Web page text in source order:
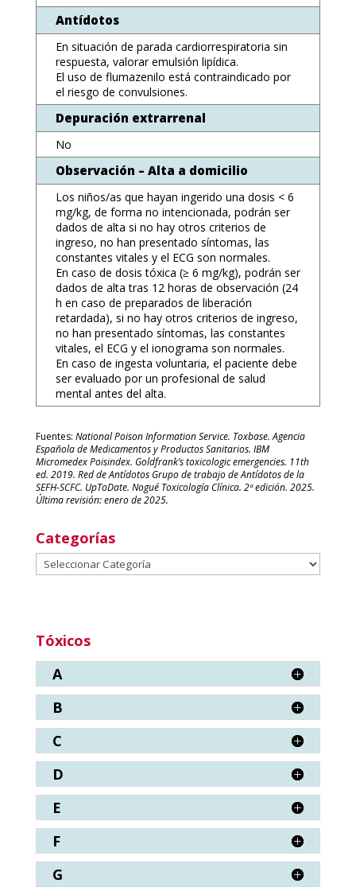
Antídotos
En situación de parada cardiorrespiratoria sin
respuesta, valorar emulsión lipídica.
El uso de flumazenilo está contraindicado por
el riesgo de convulsiones.
Depuración extrarrenal
No
Observación – Alta a domicilio
Los niños/as que hayan ingerido una dosis < 6
mg/kg, de forma no intencionada, podrán ser
dados de alta si no hay otros criterios de
ingreso, no han presentado síntomas, las
constantes vitales y el ECG son normales.
En caso de dosis tóxica (≥ 6 mg/kg), podrán ser
dados de alta tras 12 horas de observación (24
h en caso de preparados de liberación
retardada), si no hay otros criterios de ingreso,
no han presentado síntomas, las constantes
vitales, el ECG y el ionograma son normales.
En caso de ingesta voluntaria, el paciente debe
ser evaluado por un profesional de salud
mental antes del alta.
Fuentes: National Poison Information Service. Toxbase. Agencia
Española de Medicamentos y Productos Sanitarios. IBM
Micromedex Poisindex. Goldfrank’s toxicologic emergencies. 11th
ed. 2019. Red de Antídotos Grupo de trabajo de Antídotos de la
SEFH-SCFC. UpToDate. Nogué Toxicología Clínica. 2ª edición. 2025.
Última revisión: enero de 2025.
Categorías
Categorías
Tóxicos
A
B
C
D
E
F
G